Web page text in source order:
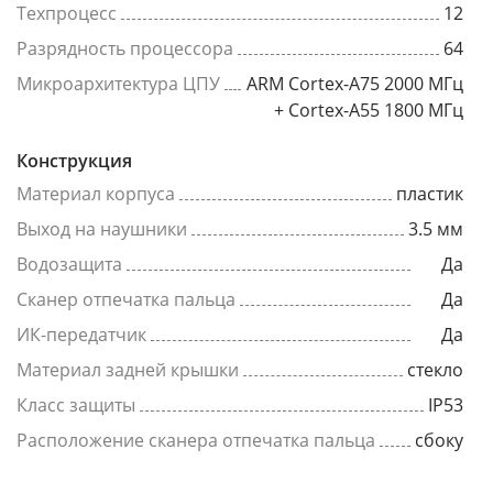
Техпроцесс
12
Разрядность процессора
64
Микроархитектура ЦПУ
ARM Cortex-A75 2000 МГц
+ Cortex-A55 1800 МГц
Конструкция
Материал корпуса
пластик
Выход на наушники
3.5 мм
Водозащита
Да
Сканер отпечатка пальца
Да
ИК-передатчик
Да
Материал задней крышки
стекло
Класс защиты
IP53
Расположение сканера отпечатка пальца
сбоку